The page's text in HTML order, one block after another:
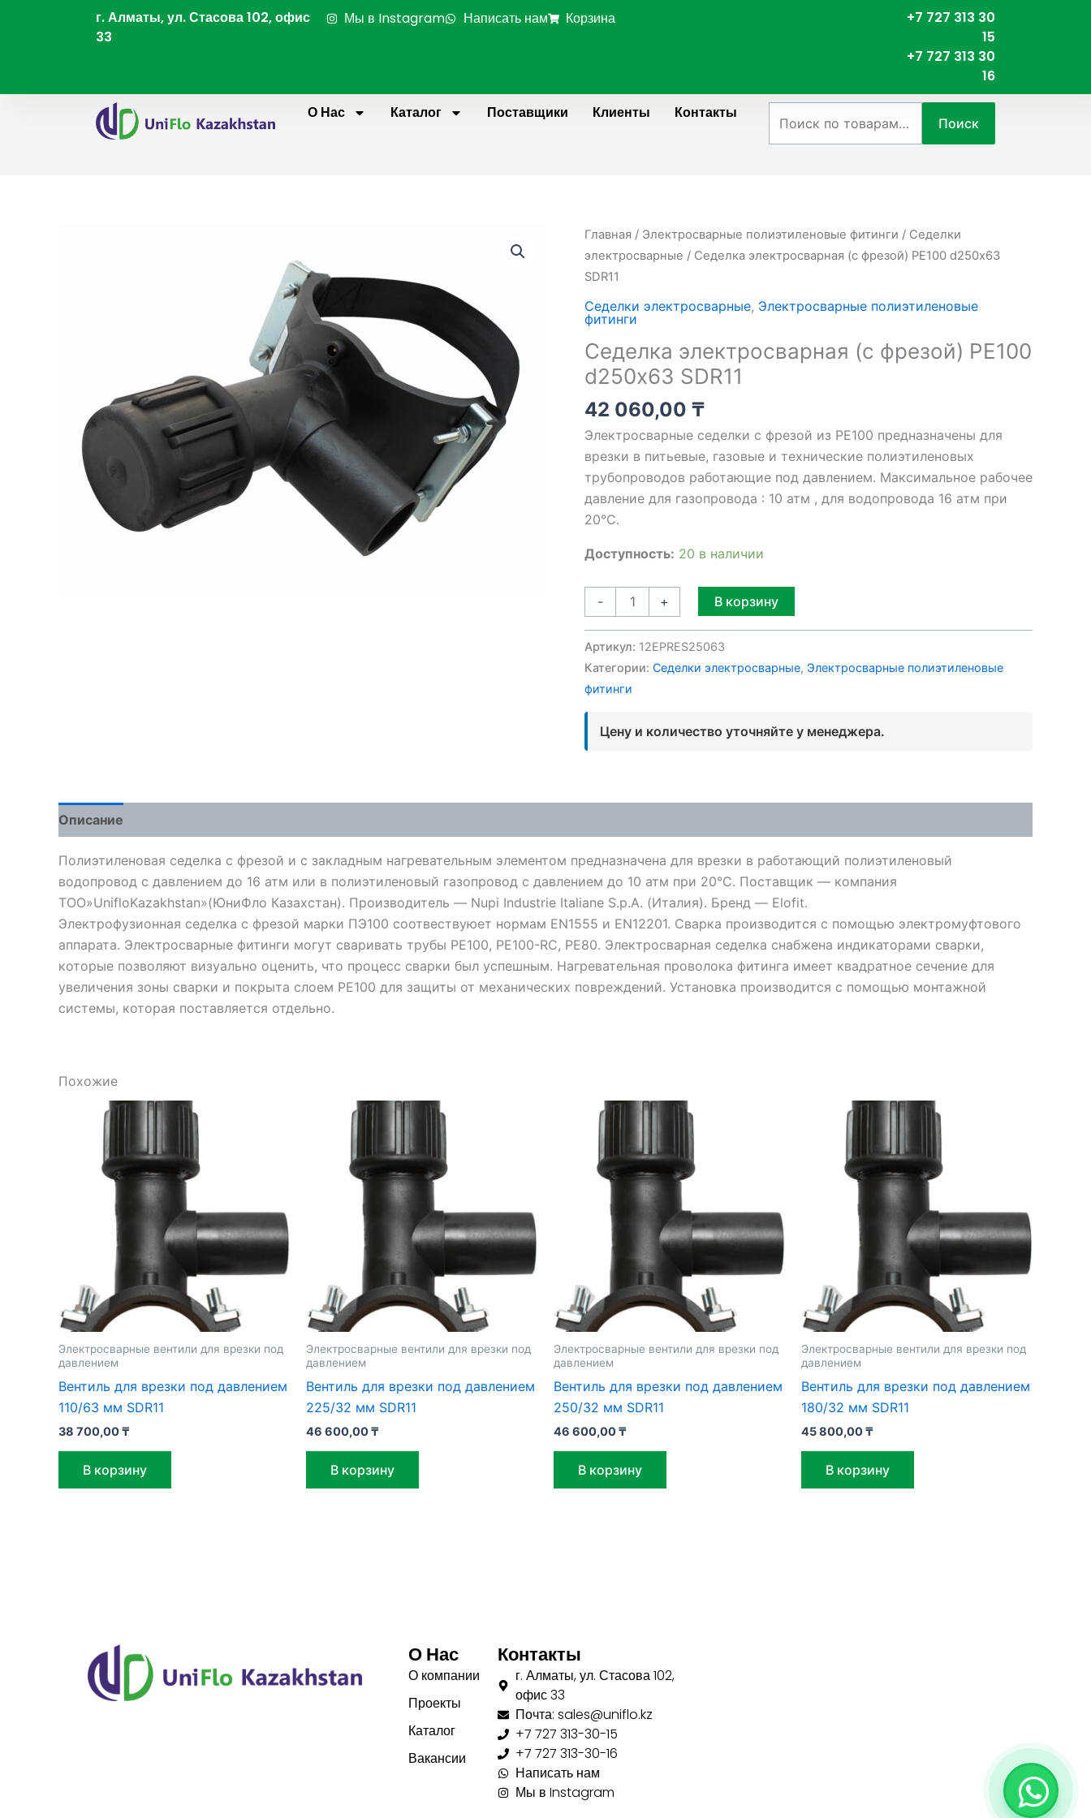
г. Алматы, ул. Стасова 102, офис
33
Мы в Instagram Написать нам Корзина
+7 727 313 30
15
+7 727 313 30
16
О Нас
Каталог Поставщики Клиенты Контакты
Поиск
Главная / Электросварные полиэтиленовые фитинги / Седелки
электросварные / Седелка электросварная (с фрезой) PE100 d250х63
SDR11
Седелки электросварные, Электросварные полиэтиленовые
фитинги
Седелка электросварная (с фрезой) PE100
d250х63 SDR11
42 060,00 ₸
Электросварные седелки с фрезой из PE100 предназначены для
врезки в питьевые, газовые и технические полиэтиленовых
трубопроводов работающие под давлением. Максимальное рабочее
давление для газопровода : 10 атм , для водопровода 16 атм при
20°C.
Доступность: 20 в наличии
-
Количество
товара
Седелка
электросварная
(с
фрезой)
PE100
d250х63
SDR11
+ В корзину
Артикул: 12EPRES25063
Категории: Седелки электросварные, Электросварные полиэтиленовые
фитинги
Цену и количество уточняйте у менеджера.
Описание
Полиэтиленовая седелка с фрезой и с закладным нагревательным элементом предназначена для врезки в работающий полиэтиленовый
водопровод с давлением до 16 атм или в полиэтиленовый газопровод с давлением до 10 атм при 20°C. Поставщик — компания
ТОО»UnifloKazakhstan»(ЮниФло Казахстан). Производитель — Nupi Industrie Italiane S.p.A. (Италия). Бренд — Elofit.
Электрофузионная седелка с фрезой марки ПЭ100 соотвествуюет нормам EN1555 и EN12201. Сварка производится с помощью электромуфтового
аппарата. Электросварные фитинги могут сваривать трубы PE100, PE100-RC, PE80. Электросварная седелка снабжена индикаторами сварки,
которые позволяют визуально оценить, что процесс сварки был успешным. Нагревательная проволока фитинга имеет квадратное сечение для
увеличения зоны сварки и покрыта слоем PE100 для защиты от механических повреждений. Установка производится с помощью монтажной
системы, которая поставляется отдельно.
Похожие
Электросварные вентили для врезки под
давлением
Вентиль для врезки под давлением
110/63 мм SDR11
38 700,00₸
В корзину
Электросварные вентили для врезки под
давлением
Вентиль для врезки под давлением
225/32 мм SDR11
46 600,00₸
В корзину
Электросварные вентили для врезки под
давлением
Вентиль для врезки под давлением
250/32 мм SDR11
46 600,00₸
В корзину
Электросварные вентили для врезки под
давлением
Вентиль для врезки под давлением
180/32 мм SDR11
45 800,00₸
В корзину
О Нас
О компании
Проекты
Каталог
Вакансии
Контакты
г. Алматы, ул. Стасова 102,
офис 33
Почта: sales@uniflo.kz
+7 727 313-30-15
+7 727 313-30-16
Написать нам
Мы в Instagram